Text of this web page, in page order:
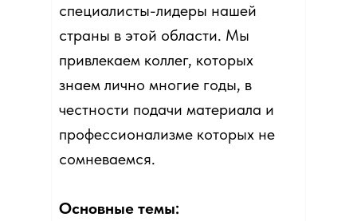
специалисты-лидеры нашей
страны в этой области. Мы
привлекаем коллег, которых
знаем лично многие годы, в
честности подачи материала и
профессионализме которых не
сомневаемся.
Основные темы: